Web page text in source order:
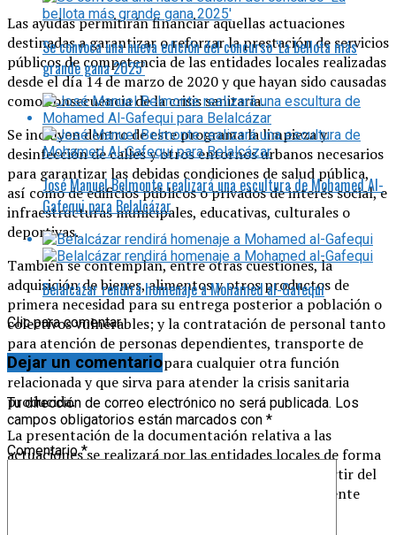
Las ayudas permitirán financiar aquellas actuaciones
destinadas a garantizar o reforzar la prestación de servicios
públicos de competencia de las entidades locales realizadas
desde el día 14 de marzo de 2020 y que hayan sido causadas
como consecuencia de la crisis sanitaria.
Se incluyen dentro de este programa la limpieza y
desinfección de calles y otros entornos urbanos necesarios
para garantizar las debidas condiciones de salud pública,
así como de edificios públicos o privados de interés social, e
infraestructuras municipales, educativas, culturales o
deportivas.
También se contemplan, entre otras cuestiones, la
adquisición de bienes, alimentos y otros productos de
primera necesidad para su entrega posterior a población o
colectivos vulnerables; y la contratación de personal tanto
para atención de personas dependientes, transporte de
alimentos a éstas, como para cualquier otra función
relacionada y que sirva para atender la crisis sanitaria
producida.
La presentación de la documentación relativa a las
actuaciones se realizará por las entidades locales de forma
telemática, en el plazo de dos meses contados a partir del
día siguiente al de la publicación de la correspondiente
Se convoca una nueva edición del concurso ‘La bellota más
grande gana 2025’
José Manuel Belmonte realizará una escultura de Mohamed Al-
Gafequi para Belalcázar
Belalcázar rendirá homenaje a Mohamed al-Gafequi
Clic para comentar
Dejar un comentario
Tu dirección de correo electrónico no será publicada. Los
campos obligatorios están marcados con *
Comentario*